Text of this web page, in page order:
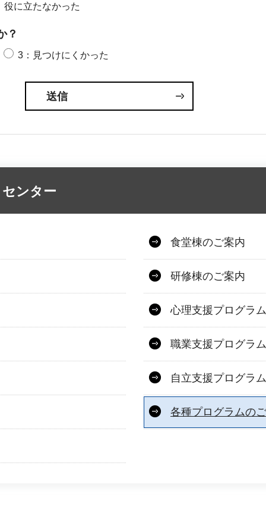
役に立たなかった
？
3：見つけにくかった
ンター
食堂棟のご案内
研修棟のご案内
心理支援プログラ
職業支援プログラ
自立支援プログラ
各種プログラムの